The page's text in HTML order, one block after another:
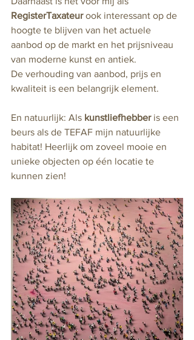
RegisterTaxateur ook interessant op de
hoogte te blijven van het actuele
aanbod op de markt en het prijsniveau
van moderne kunst en antiek.
De verhouding van aanbod, prijs en
kwaliteit is een belangrijk element.
En natuurlijk: Als kunstliefhebber is een
beurs als de TEFAF mijn natuurlijke
habitat! Heerlijk om zoveel mooie en
unieke objecten op één locatie te
kunnen zien!